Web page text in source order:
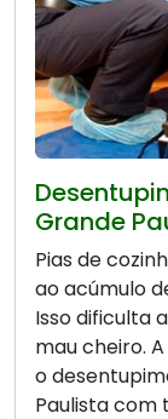
Grande
Pias de
ao acúmulo
Isso dificulta
mau cheiro.
o
Paulista com